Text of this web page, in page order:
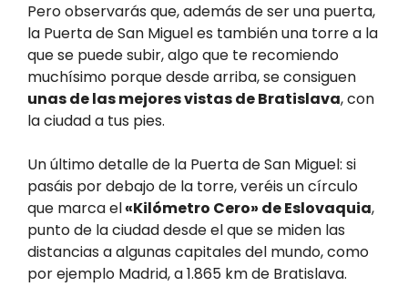
Pero observarás que, además de ser una puerta,
la Puerta de San Miguel es también una torre a la
que se puede subir, algo que te recomiendo
muchísimo porque desde arriba, se consiguen
unas de las mejores vistas de Bratislava, con
la ciudad a tus pies.
Un último detalle de la Puerta de San Miguel: si
pasáis por debajo de la torre, veréis un círculo
que marca el«Kilómetro Cero» de Eslovaquia,
punto de la ciudad desde el que se miden las
distancias a algunas capitales del mundo, como
por ejemplo Madrid, a 1.865 km de Bratislava.